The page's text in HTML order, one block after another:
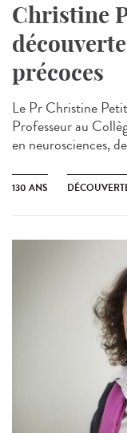
Christine
précoces
Le Pr Christine
Professeur au
en neurosciences,
130 ANS